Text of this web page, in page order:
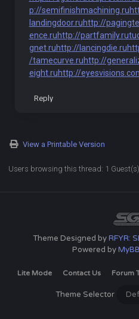
p://semifinishmachining.ru
landingdoor.ruhttp://
ence.ruhttp://partfamily.ru
gnet.ruhttp://lancingdie.ru
/tamecurve.ruhttp://
eight.ruhttp://
Reply
View a Printable Version
Users browsing this thread: 1 Guest(s)
Theme Designed byRFYR:
Powered byMyBB
Lite Mode Contact Us Forum
Theme Selector